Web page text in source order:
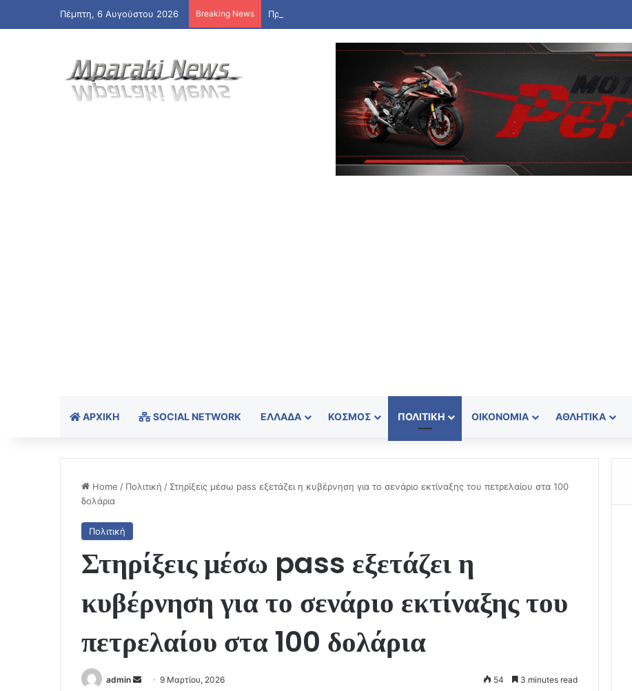
Πέμπτη, 6 Αυγούστου 2026 Breaking News
ΑΡΧΙΚΉ SOCIAL NETWORK ΕΛΛΆΔΑ ΚΌΣΜΟΣ ΠΟΛΙΤΙΚΉ ΟΙΚΟΝΟΜΊΑ ΑΘΛΗΤΙΚΆ
Home / Πολιτική / Στηρίξεις μέσω pass εξετάζει η κυβέρνηση για το σενάριο εκτίναξης του πετρελαίου στα 100
δολάρια
Πολιτική
Στηρίξεις μέσω pass εξετάζει η
κυβέρνηση για το σενάριο εκτίναξης του
πετρελαίου στα 100 δολάρια
admin
Send9 Μαρτίου, 2026 54 3 minutes read